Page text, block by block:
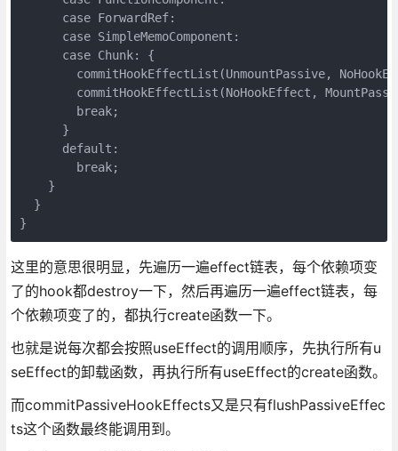
      case ForwardRef:
      case SimpleMemoComponent:
      case Chunk: {
commitHookEffectList(UnmountPassive,
commitHookEffectList(NoHookEffect,
        break;
      }
      default:
        break;
    }
  }
}
这里的意思很明显，先遍历一遍effect链表，每个依赖项变
了的hook都destroy一下，然后再遍历一遍effect链表，每
个依赖项变了的，都执行create函数一下。
也就是说每次都会按照useEffect的调用顺序，先执行所有u
seEffect的卸载函数，再执行所有useEffect的create函数。
而commitPassiveHookEffects又是只有flushPassiveEffec
ts这个函数最终能调用到。